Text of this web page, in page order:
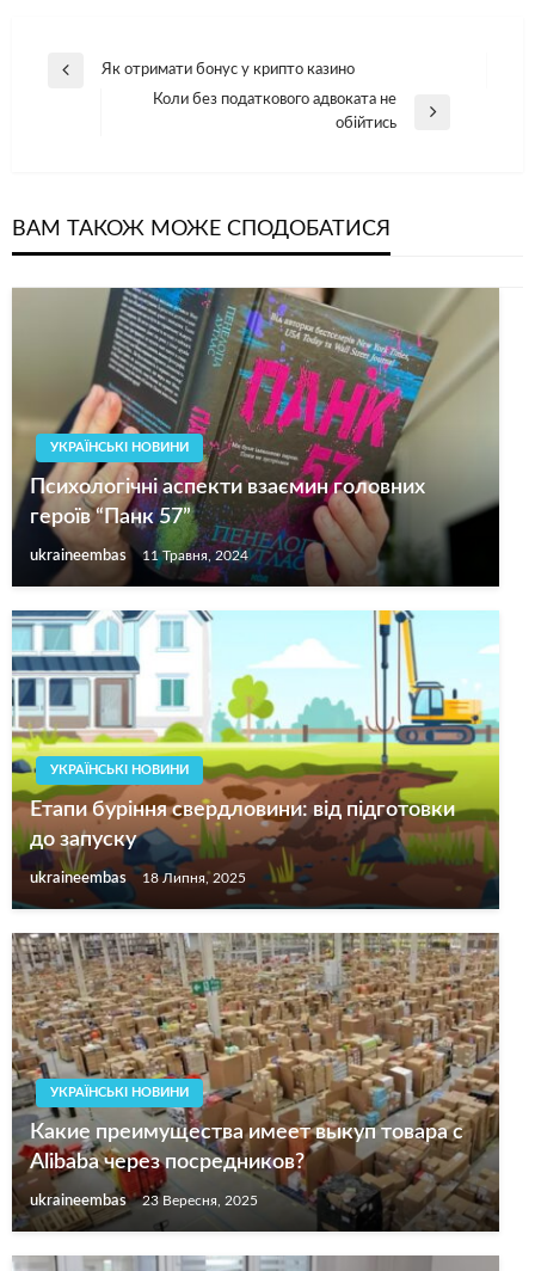
Навігація
Попередній
Як отримати бонус у крипто казино
Коли без податкового адвоката не
обійтись
ВАМ ТАКОЖ МОЖЕ СПОДОБАТИСЯ
УКРАЇНСЬКІ НОВИНИ
Психологічні аспекти взаємин головних
героїв “Панк 57”
ukraineembas 11 Травня, 2024
УКРАЇНСЬКІ НОВИНИ
Етапи буріння свердловини: від підготовки
до запуску
ukraineembas 18 Липня, 2025
УКРАЇНСЬКІ НОВИНИ
Какие преимущества имеет выкуп товара с
Alibaba через посредников?
ukraineembas 23 Вересня, 2025